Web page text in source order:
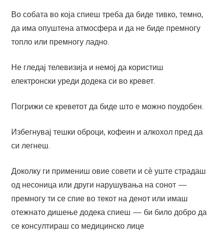
Во собата во која спиеш треба да биде тивко, темно,
да има опуштена атмосфера и да не биде премногу
топло или премногу ладно.
Не гледај телевизија и немој да користиш
електронски уреди додека си во кревет.
Погрижи се креветот да биде што е можно поудобен.
Избегнувај тешки оброци, кофеин и алкохол пред да
си легнеш.
Доколку ги примениш овие совети и сѐ уште страдаш
од несоница или други нарушувања на сонот —
премногу ти се спие во текот на денот или имаш
отежнато дишење додека спиеш — би било добро да
се консултираш со медицинско лице